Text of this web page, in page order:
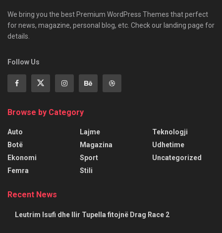
We bring you the best Premium WordPress Themes that perfect
for news, magazine, personal blog, etc. Check our landing page for
details.
Follow Us
Browse by Category
Auto
Botë
Ekonomi
Femra
Lajme
Magazina
Sport
Stili
Teknologji
Udhetime
Uncategorized
Recent News
Leutrim Isufi dhe Ilir Tupella fitojnë Drag Race 2